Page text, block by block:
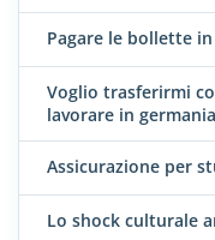
Pagare le bollette
Voglio trasferirmi
lavorare in germania
Assicurazione per
Lo shock culturale